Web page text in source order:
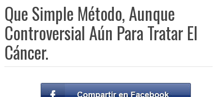
Que Simple Método, Aunque
Controversial Aún Para Tratar El
Cáncer.